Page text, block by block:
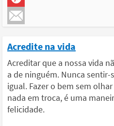
Acredite na vida
Acreditar que a nossa vida
a de ninguém. Nunca
igual. Fazer o bem sem
nada em troca, é uma
felicidade.